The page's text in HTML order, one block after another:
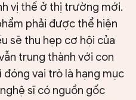
vị thế ở thị trường mới.
phải được thể hiện
sẽ thu hẹp cơ hội của
trung thành với con
đóng vai trò là hạng mục
sĩ có nguồn gốc